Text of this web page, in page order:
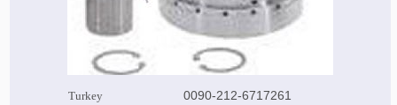
Turkey 0090-212-6717261